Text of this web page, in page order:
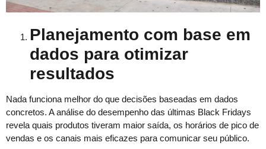
Planejamento com base em
dados para otimizar
resultados
Nada funciona melhor do que decisões baseadas em dados
concretos. A análise do desempenho das últimas Black Fridays
revela quais produtos tiveram maior saída, os horários de pico de
vendas e os canais mais eficazes para comunicar seu público.